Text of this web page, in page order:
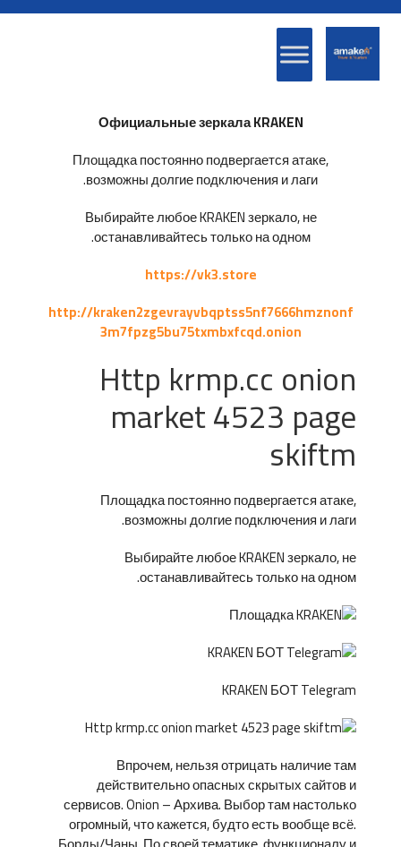
Официальные зеркала KRAKEN
Площадка постоянно подвергается атаке,
возможны долгие подключения и лаги.
Выбирайте любое KRAKEN зеркало, не
останавливайтесь только на одном.
https://vk3.store
http://kraken2zgevrayvbqptss5nf7666hmznonf
3m7fpzg5bu75txmbxfcqd.onion
Http krmp.cc onion
market 4523 page
skiftm
Площадка постоянно подвергается атаке,
возможны долгие подключения и лаги.
Выбирайте любое KRAKEN зеркало, не
останавливайтесь только на одном.
KRAKEN БОТ Telegram
Впрочем, нельзя отрицать наличие там
действительно опасных скрытых сайтов и
сервисов. Onion – Архива. Выбор там настолько
огромный, что кажется, будто есть вообще всё.